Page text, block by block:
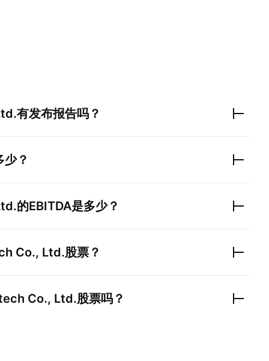
有发布报告吗？
少？
的EBITDA是多少？
Co., Ltd.股票？
Co., Ltd.股票吗？